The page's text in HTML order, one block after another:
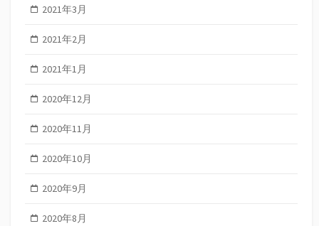
2021年3月
2021年2月
2021年1月
2020年12月
2020年11月
2020年10月
2020年9月
2020年8月